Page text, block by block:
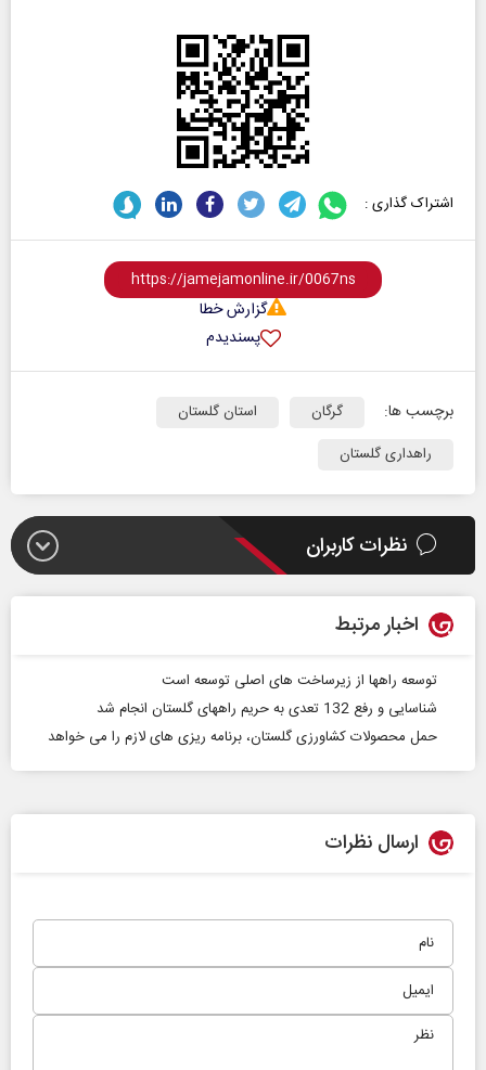
اشتراک گذاری :
گزارش خطا
پسندیدم
برچسب ها: گرگان
استان گلستان
راهداری گلستان
نظرات کاربران
اخبار مرتبط
توسعه راهها از زیرساخت های اصلی توسعه است
شناسایی و رفع 132 تعدی به حریم راههای گلستان انجام شد
حمل محصولات کشاورزی گلستان، برنامه ریزی های لازم را می خواهد
ارسال نظرات